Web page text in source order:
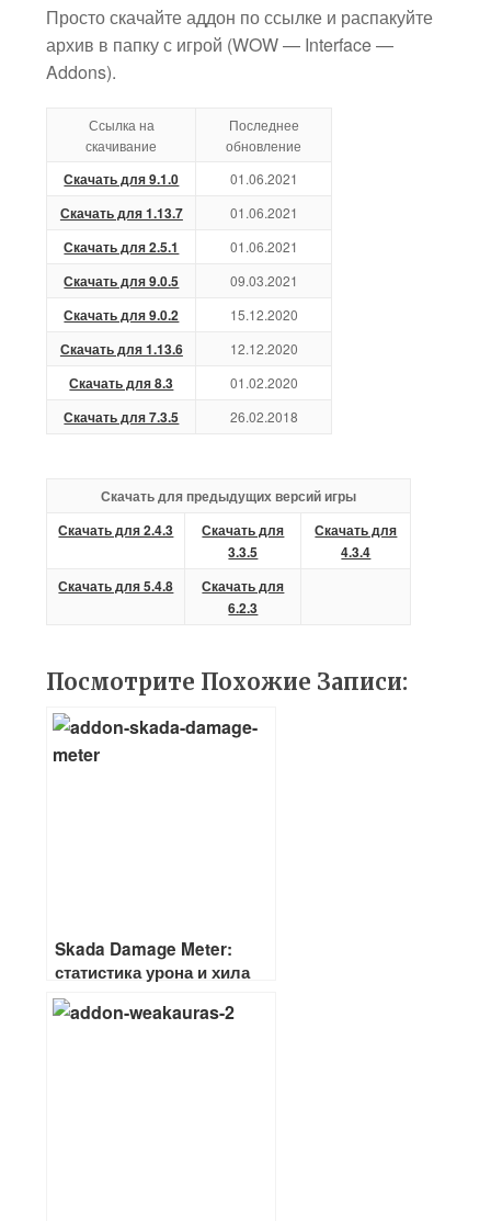
Просто скачайте аддон по ссылке и распакуйте
архив в папку с игрой (WOW — Interface —
Addons).
Ссылка на
скачивание
Последнее
обновление
Скачать для 9.1.0 01.06.2021
Скачать для 1.13.7 01.06.2021
Скачать для 2.5.1 01.06.2021
Скачать для 9.0.5 09.03.2021
Скачать для 9.0.2 15.12.2020
Скачать для 1.13.6 12.12.2020
Скачать для 8.3 01.02.2020
Скачать для 7.3.5 26.02.2018
Скачать для предыдущих версий игры
Скачать для 2.4.3
Скачать для
3.3.5
Скачать для
4.3.4
Скачать для 5.4.8
Скачать для
6.2.3
Посмотрите Похожие Записи:
Skada Damage Meter:
статистика урона и хила